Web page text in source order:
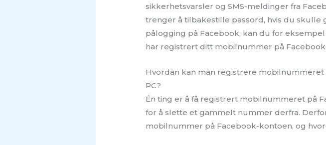
sikkerhetsvarsler og SMS-meldinger fra
trenger å tilbakestille passord, hvis du
pålogging på Facebook, kan du for
har registrert ditt mobilnummer på
Hvordan kan man registrere
PC?
Én ting er å få registrert mobilnummeret på
for å slette et gammelt nummer derfra.
mobilnummer på Facebook-kontoen, og